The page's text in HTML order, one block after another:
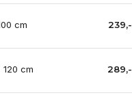
cm 239,-
cm 289,-